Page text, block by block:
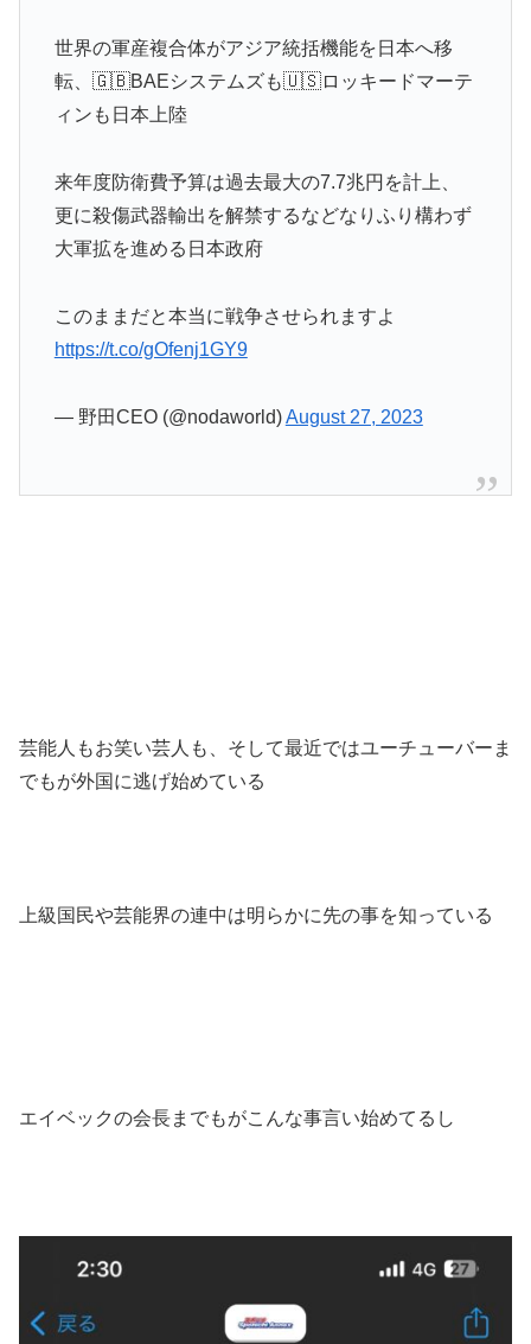
世界の軍産複合体がアジア統括機能を日本へ移
転、🇬🇧BAEシステムズも🇺🇸ロッキードマーテ
ィンも日本上陸
来年度防衛費予算は過去最大の7.7兆円を計上、
更に殺傷武器輸出を解禁するなどなりふり構わず
大軍拡を進める日本政府
このままだと本当に戦争させられますよ
https://t.co/gOfenj1GY9
— 野田CEO (@nodaworld)August 27, 2023
芸能人もお笑い芸人も、そして最近ではユーチューバーま
でもが外国に逃げ始めている
上級国民や芸能界の連中は明らかに先の事を知っている
エイベックの会長までもがこんな事言い始めてるし